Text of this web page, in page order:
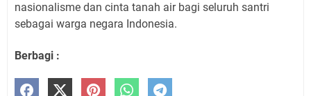
nasionalisme dan cinta tanah air bagi seluruh santri
sebagai warga negara Indonesia.
Berbagi :